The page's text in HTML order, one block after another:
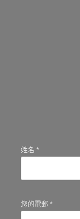
姓名 *
您的電郵 *